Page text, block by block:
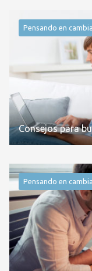
Pensando en
Consejos para
Pensando en